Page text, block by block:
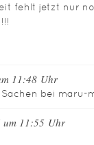
fehlt jetzt nur
11:48 Uhr
bei maru-
um 11:55 Uhr